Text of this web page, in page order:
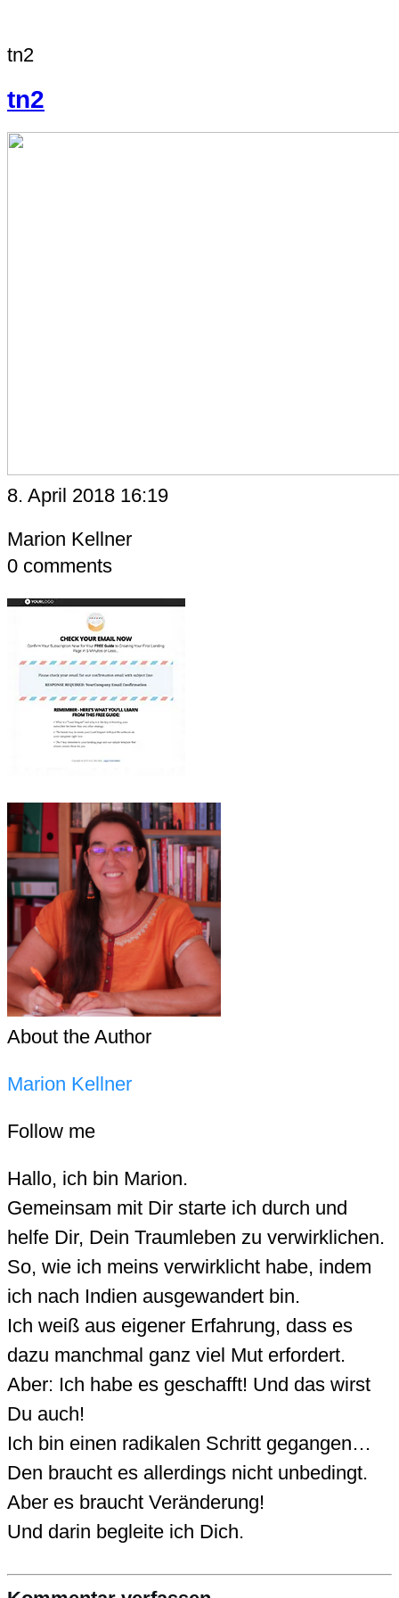
tn2
tn2
8. April 2018 16:19
Marion Kellner
0 comments
About the Author
Marion Kellner
Follow me
Hallo, ich bin Marion.
Gemeinsam mit Dir starte ich durch und
helfe Dir, Dein Traumleben zu verwirklichen.
So, wie ich meins verwirklicht habe, indem
ich nach Indien ausgewandert bin.
Ich weiß aus eigener Erfahrung, dass es
dazu manchmal ganz viel Mut erfordert.
Aber: Ich habe es geschafft! Und das wirst
Du auch!
Ich bin einen radikalen Schritt gegangen…
Den braucht es allerdings nicht unbedingt.
Aber es braucht Veränderung!
Und darin begleite ich Dich.